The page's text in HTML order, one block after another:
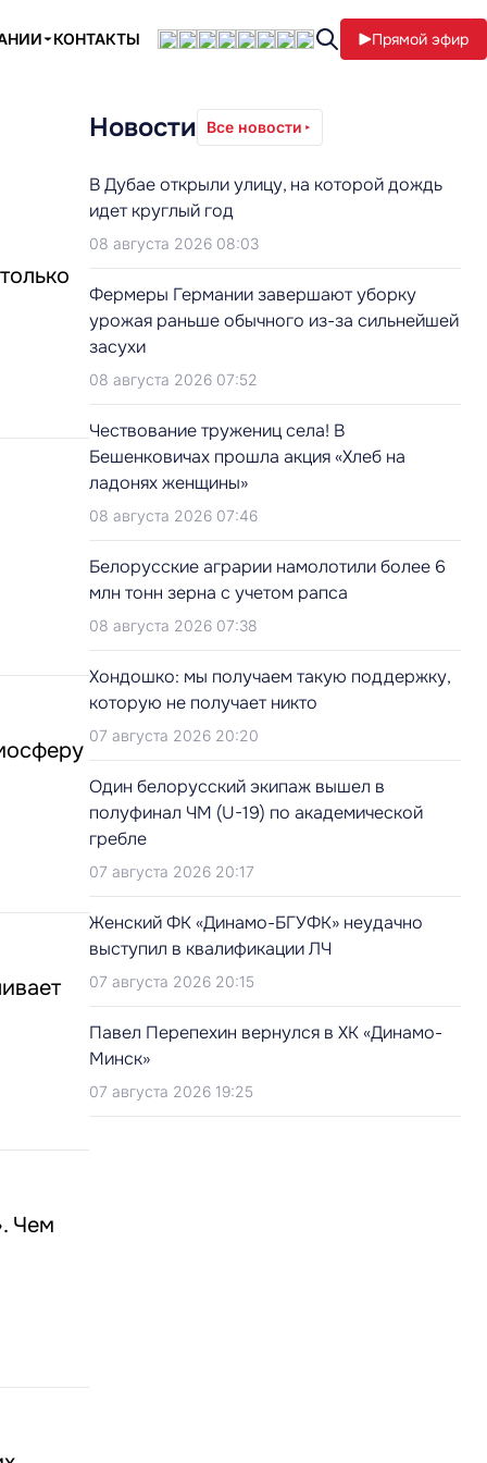
КОНТАКТЫ Прямой эфир
Чем
Новости Все новости
В Дубае открыли улицу, на которой дождь
идет круглый год
08 августа 2026 08:03
Фермеры Германии завершают уборку
урожая раньше обычного из-за сильнейшей
засухи
08 августа 2026 07:52
Чествование тружениц села! В
Бешенковичах прошла акция «Хлеб на
ладонях женщины»
08 августа 2026 07:46
Белорусские аграрии намолотили более 6
млн тонн зерна с учетом рапса
08 августа 2026 07:38
Хондошко: мы получаем такую поддержку,
которую не получает никто
07 августа 2026 20:20
Один белорусский экипаж вышел в
полуфинал ЧМ (U-19) по академической
гребле
07 августа 2026 20:17
Женский ФК «Динамо-БГУФК» неудачно
выступил в квалификации ЛЧ
07 августа 2026 20:15
Павел Перепехин вернулся в ХК «Динамо-
Минск»
07 августа 2026 19:25